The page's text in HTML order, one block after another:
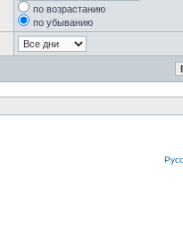
по возрастанию
по убыванию